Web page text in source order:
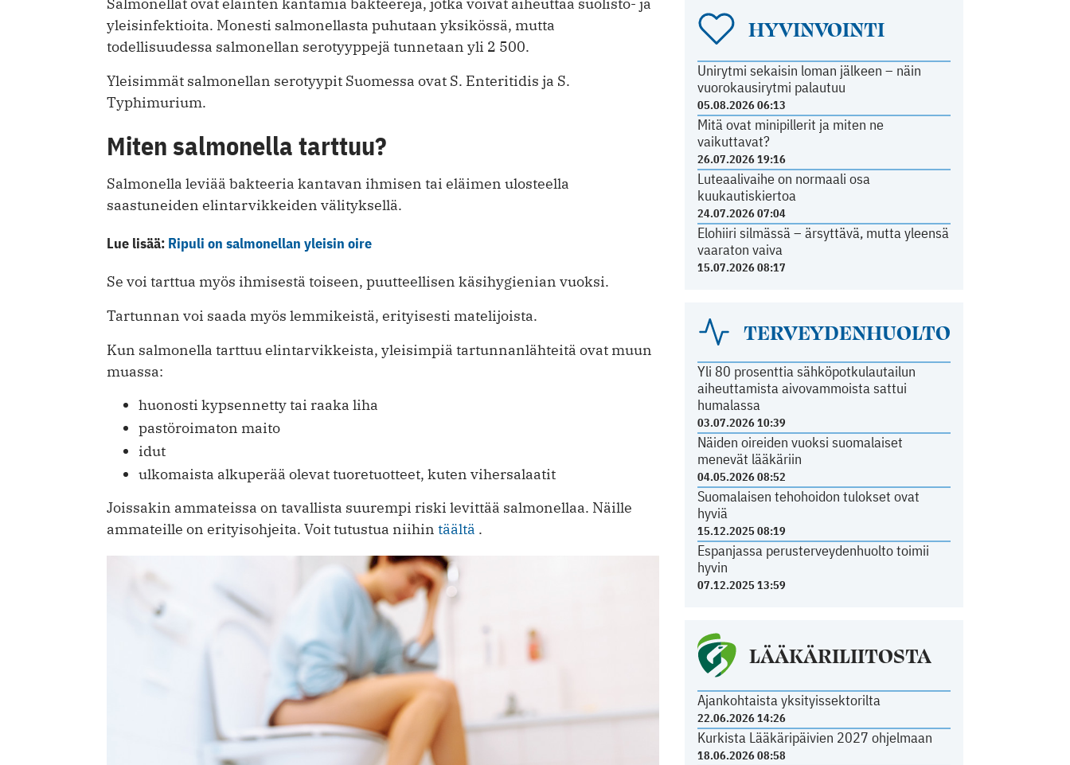
HYVINVOINTI
Unirytmi sekaisin loman jälkeen – näin
vuorokausirytmi palautuu
05.08.2026 06:13
Mitä ovat minipillerit ja miten ne
vaikuttavat?
26.07.2026 19:16
Luteaalivaihe on normaali osa
kuukautiskiertoa
24.07.2026 07:04
Elohiiri silmässä – ärsyttävä, mutta yleensä
vaaraton vaiva
15.07.2026 08:17
TERVEYDENHUOLTO
Yli 80 prosenttia sähköpotkulautailun
aiheuttamista aivovammoista sattui
humalassa
03.07.2026 10:39
Näiden oireiden vuoksi suomalaiset
menevät lääkäriin
04.05.2026 08:52
Suomalaisen tehohoidon tulokset ovat
hyviä
15.12.2025 08:19
Espanjassa perusterveydenhuolto toimii
hyvin
07.12.2025 13:59
LÄÄKÄRILIITOSTA
Ajankohtaista yksityissektorilta
22.06.2026 14:26
Kurkista Lääkäripäivien 2027 ohjelmaan
18.06.2026 08:58
yleisinfektioita. Monesti salmonellasta puhutaan yksikössä, mutta
todellisuudessa salmonellan serotyyppejä tunnetaan yli 2 500.
Yleisimmät salmonellan serotyypit Suomessa ovat S. Enteritidis ja S.
Typhimurium.
Miten salmonella tarttuu?
Salmonella leviää bakteeria kantavan ihmisen tai eläimen ulosteella
saastuneiden elintarvikkeiden välityksellä.
Lue lisää: Ripuli on salmonellan yleisin oire
Se voi tarttua myös ihmisestä toiseen, puutteellisen käsihygienian vuoksi.
Tartunnan voi saada myös lemmikeistä, erityisesti matelijoista.
Kun salmonella tarttuu elintarvikkeista, yleisimpiä tartunnanlähteitä ovat muun
muassa:
huonosti kypsennetty tai raaka liha
pastöroimaton maito
idut
ulkomaista alkuperää olevat tuoretuotteet, kuten vihersalaatit
Joissakin ammateissa on tavallista suurempi riski levittää salmonellaa. Näille
ammateille on erityisohjeita. Voit tutustua niihin täältä .